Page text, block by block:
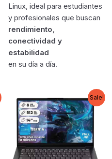
Linux, ideal para estudiantes
y profesionales que buscan
rendimiento,
conectividad y
estabilidad
en su día a día.
Sale!